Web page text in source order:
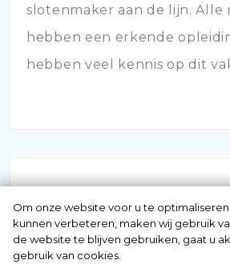
slotenmaker aan de lijn. Alle
hebben een erkende
hebben veel kennis op dit
SLOT KAPOT
Om onze website voor u te
kunnen verbeteren, maken wij gebruik
de website te blijven gebruiken, gaat u
gebruik van cookies.